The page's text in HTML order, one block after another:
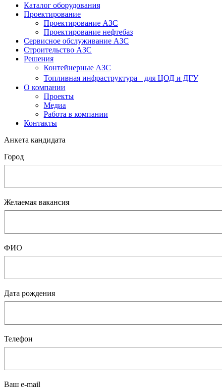
Каталог оборудования
Проектирование
Проектирование АЗС
Проектирование нефтебаз
Cервисное обслуживание АЗС
Строительство АЗС
Решения
Контейнерные АЗС
Топливная инфраструктура для ЦОД и ДГУ
О компании
Проекты
Медиа
Работа в компании
Контакты
Анкета кандидата
Город
Желаемая вакансия
ФИО
Дата рождения
Телефон
Ваш e-mail